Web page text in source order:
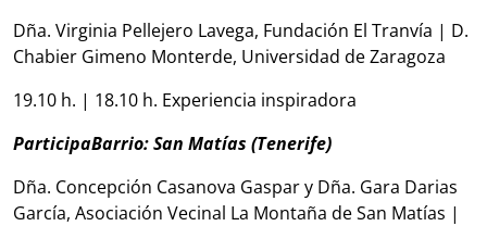
Dña. Virginia Pellejero Lavega, Fundación El Tranvía | D.
Chabier Gimeno Monterde, Universidad de Zaragoza
19.10 h. | 18.10 h. Experiencia inspiradora
ParticipaBarrio: San Matías (Tenerife)
Dña. Concepción Casanova Gaspar y Dña. Gara Darias
García, Asociación Vecinal La Montaña de San Matías |